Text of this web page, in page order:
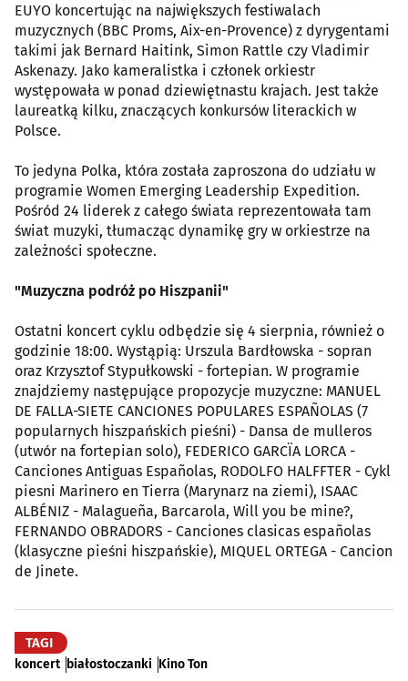
EUYO koncertując na największych festiwalach
muzycznych (BBC Proms, Aix-en-Provence) z dyrygentami
takimi jak Bernard Haitink, Simon Rattle czy Vladimir
Askenazy. Jako kameralistka i członek orkiestr
występowała w ponad dziewiętnastu krajach. Jest także
laureatką kilku, znaczących konkursów literackich w
Polsce.
To jedyna Polka, która została zaproszona do udziału w
programie Women Emerging Leadership Expedition.
Pośród 24 liderek z całego świata reprezentowała tam
świat muzyki, tłumacząc dynamikę gry w orkiestrze na
zależności społeczne.
"Muzyczna podróż po Hiszpanii"
Ostatni koncert cyklu odbędzie się 4 sierpnia, również o
godzinie 18:00. Wystąpią: Urszula Bardłowska - sopran
oraz Krzysztof Stypułkowski - fortepian. W programie
znajdziemy następujące propozycje muzyczne: MANUEL
DE FALLA-SIETE CANCIONES POPULARES ESPAÑOLAS (7
popularnych hiszpańskich pieśni) - Dansa de mulleros
(utwór na fortepian solo), FEDERICO GARCÏA LORCA -
Canciones Antiguas Españolas, RODOLFO HALFFTER - Cykl
piesni Marinero en Tierra (Marynarz na ziemi), ISAAC
ALBÉNIZ - Malagueña, Barcarola, Will you be mine?,
FERNANDO OBRADORS - Canciones clasicas españolas
(klasyczne pieśni hiszpańskie), MIQUEL ORTEGA - Cancion
de Jinete.
TAGI
koncert białostoczanki Kino Ton